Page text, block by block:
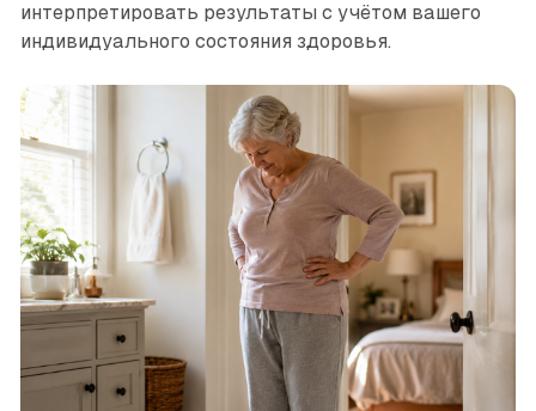
интерпретировать результаты с учётом вашего
индивидуального состояния здоровья.